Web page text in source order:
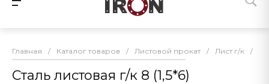
Главная / Каталог товаров / Листовой прокат / Лист г/к /
Сталь листовая г/к 8 (1,5*6)